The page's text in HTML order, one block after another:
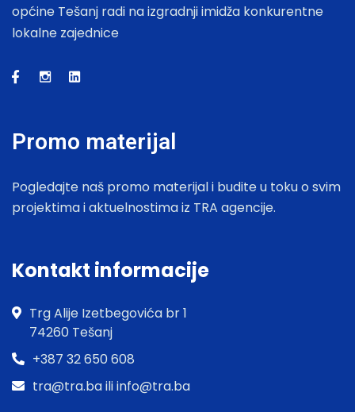
općine Tešanj radi na izgradnji imidža konkurentne
lokalne zajednice
Promo materijal
Pogledajte naš promo materijal i budite u toku o svim
projektima i aktuelnostima iz TRA agencije.
Kontakt informacije
Trg Alije Izetbegovića br 1
74260 Tešanj
+387 32 650 608
tra@tra.ba ili info@tra.ba